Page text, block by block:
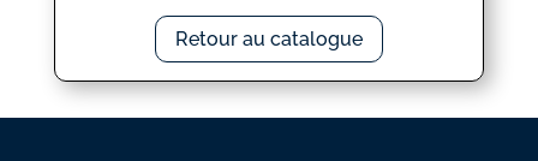
Retour au catalogue